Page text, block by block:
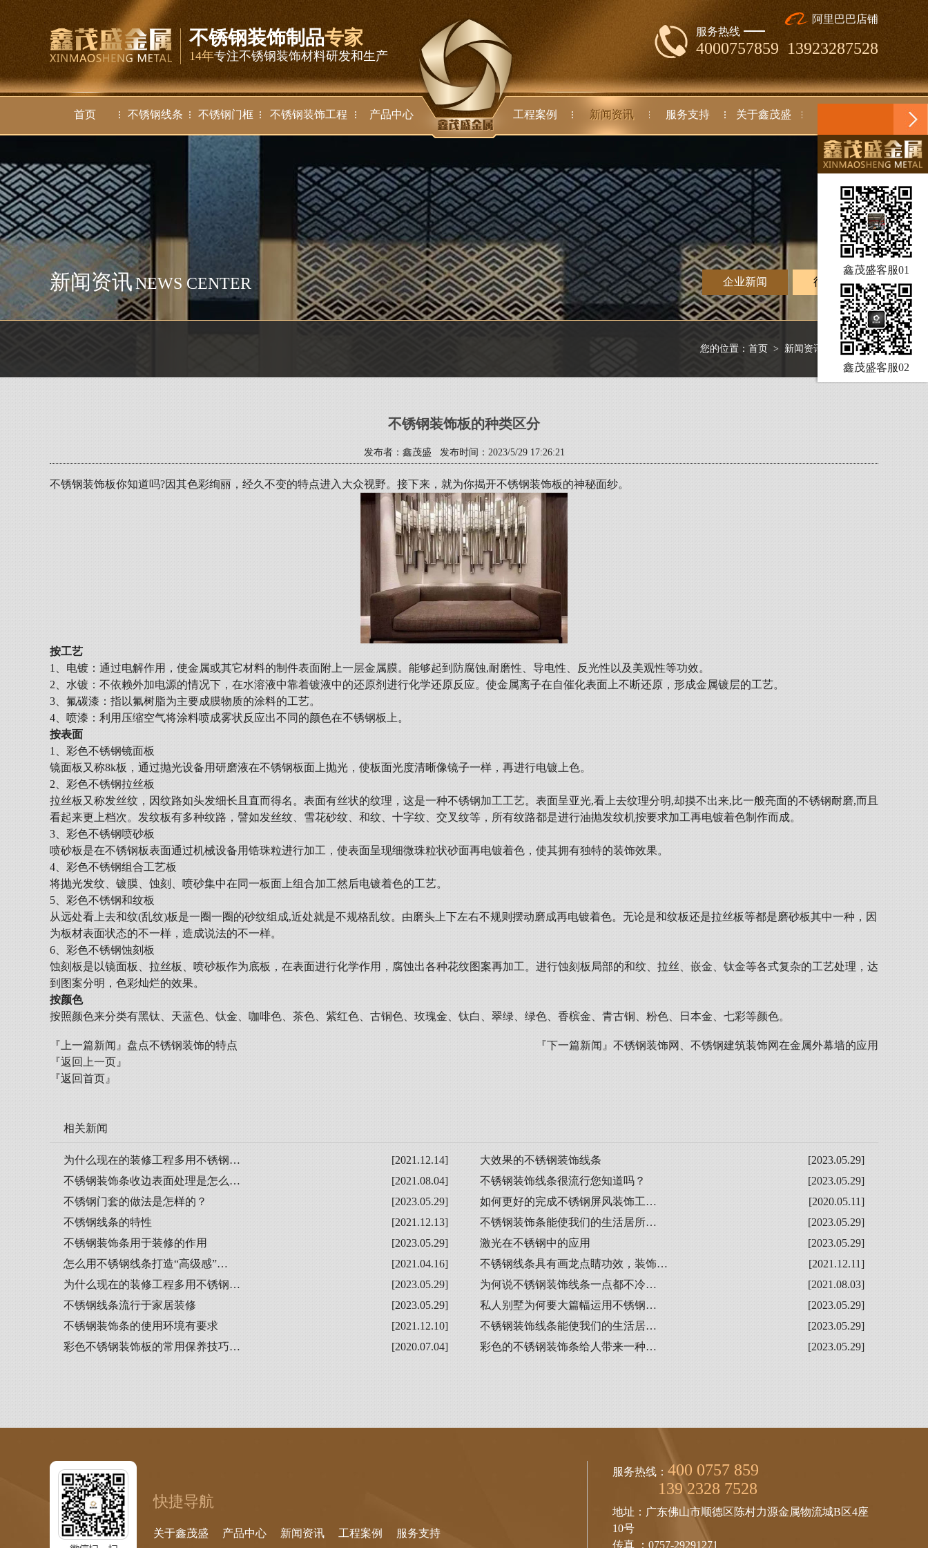
不锈钢装饰制品专家
14年专注不锈钢装饰材料研发和生产
服务热线
4000757859 13923287528
阿里巴巴店铺
首页 不锈钢线条 不锈钢门框 不锈钢装饰工程 产品中心 工程案例 新闻资讯 服务支持 关于鑫茂盛
新闻资讯NEWS CENTER 企业新闻 行业动态
您的位置： 首页 > 新闻资讯 行业资讯
不锈钢装饰板的种类区分
发布者：鑫茂盛 发布时间：2023/5/29 17:26:21
不锈钢装饰板你知道吗?因其色彩绚丽，经久不变的特点进入大众视野。接下来，就为你揭开不锈钢装饰板的神秘面纱。
按工艺
1、电镀：通过电解作用，使金属或其它材料的制件表面附上一层金属膜。能够起到防腐蚀,耐磨性、导电性、反光性以及美观性等功效。
2、水镀：不依赖外加电源的情况下，在水溶液中靠着镀液中的还原剂进行化学还原反应。使金属离子在自催化表面上不断还原，形成金属镀层的工艺。
3、氟碳漆：指以氟树脂为主要成膜物质的涂料的工艺。
4、喷漆：利用压缩空气将涂料喷成雾状反应出不同的颜色在不锈钢板上。
按表面
1、彩色不锈钢镜面板
镜面板又称8k板，通过抛光设备用研磨液在不锈钢板面上抛光，使板面光度清晰像镜子一样，再进行电镀上色。
2、彩色不锈钢拉丝板
拉丝板又称发丝纹，因纹路如头发细长且直而得名。表面有丝状的纹理，这是一种不锈钢加工工艺。表面呈亚光,看上去纹理分明,却摸不出来,比一般亮面的不锈钢耐磨,而且
看起来更上档次。发纹板有多种纹路，譬如发丝纹、雪花砂纹、和纹、十字纹、交叉纹等，所有纹路都是进行油抛发纹机按要求加工再电镀着色制作而成。
3、彩色不锈钢喷砂板
喷砂板是在不锈钢板表面通过机械设备用锆珠粒进行加工，使表面呈现细微珠粒状砂面再电镀着色，使其拥有独特的装饰效果。
4、彩色不锈钢组合工艺板
将抛光发纹、镀膜、蚀刻、喷砂集中在同一板面上组合加工然后电镀着色的工艺。
5、彩色不锈钢和纹板
从远处看上去和纹(乱纹)板是一圈一圈的砂纹组成,近处就是不规格乱纹。由磨头上下左右不规则摆动磨成再电镀着色。无论是和纹板还是拉丝板等都是磨砂板其中一种，因
为板材表面状态的不一样，造成说法的不一样。
6、彩色不锈钢蚀刻板
蚀刻板是以镜面板、拉丝板、喷砂板作为底板，在表面进行化学作用，腐蚀出各种花纹图案再加工。进行蚀刻板局部的和纹、拉丝、嵌金、钛金等各式复杂的工艺处理，达
到图案分明，色彩灿烂的效果。
按颜色
按照颜色来分类有黑钛、天蓝色、钛金、咖啡色、茶色、紫红色、古铜色、玫瑰金、钛白、翠绿、绿色、香槟金、青古铜、粉色、日本金、七彩等颜色。
『上一篇新闻』 盘点不锈钢装饰的特点 『下一篇新闻』 不锈钢装饰网、不锈钢建筑装饰网在金属外幕墙的应用
『返回上一页』
『返回首页』
相关新闻
[2021.12.14]
为什么现在的装修工程多用不锈钢… [2023.05.29]
大效果的不锈钢装饰线条
[2021.08.04]
不锈钢装饰条收边表面处理是怎么… [2023.05.29]
不锈钢装饰线条很流行您知道吗？
[2023.05.29]
不锈钢门套的做法是怎样的？ [2020.05.11]
如何更好的完成不锈钢屏风装饰工…
[2021.12.13]
不锈钢线条的特性 [2023.05.29]
不锈钢装饰条能使我们的生活居所…
[2023.05.29]
不锈钢装饰条用于装修的作用 [2023.05.29]
激光在不锈钢中的应用
[2021.04.16]
怎么用不锈钢线条打造“高级感”… [2021.12.11]
不锈钢线条具有画龙点睛功效，装饰…
[2023.05.29]
为什么现在的装修工程多用不锈钢… [2021.08.03]
为何说不锈钢装饰线条一点都不冷…
[2023.05.29]
不锈钢线条流行于家居装修 [2023.05.29]
私人别墅为何要大篇幅运用不锈钢…
[2021.12.10]
不锈钢装饰条的使用环境有要求 [2023.05.29]
不锈钢装饰线条能使我们的生活居…
[2020.07.04]
彩色不锈钢装饰板的常用保养技巧… [2023.05.29]
彩色的不锈钢装饰条给人带来一种…
快捷导航
关于鑫茂盛 产品中心 新闻资讯 工程案例 服务支持
服务热线：400 0757 859
139 2328 7528
地址：广东佛山市顺德区陈村力源金属物流城B区4座
10号
传真 ：0757-29291271
鑫茂盛客服01
鑫茂盛客服02